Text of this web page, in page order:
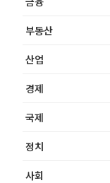
부동산
산업
경제
국제
정치
사회